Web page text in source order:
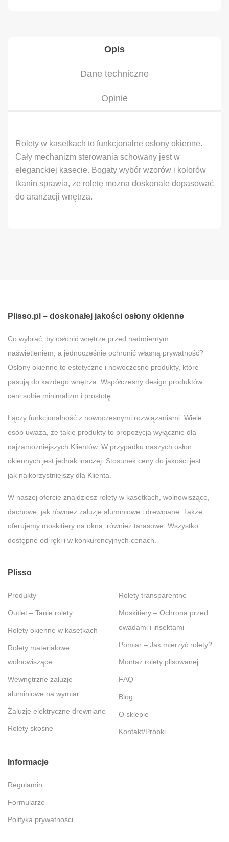
Opis
Dane techniczne
Opinie
Rolety w kasetkach to funkcjonalne osłony okienne.
Cały mechanizm sterowania schowany jest w
eleganckiej kasecie. Bogaty wybór wzorów i kolorów
tkanin sprawia, że roletę można doskonale dopasować
do aranżacji wnętrza.
Plisso.pl – doskonałej jakości osłony okienne
Co wybrać, by osłonić wnętrze przed nadmiernym
naświetleniem, a jednocześnie ochronić własną prywatność?
Osłony okienne to estetyczne i nowoczesne produkty, które
pasują do każdego wnętrza. Współczesny design produktów
ceni sobie minimalizm i prostotę.
Łączy funkcjonalność z nowoczesnymi rozwiązaniami. Wiele
osób uważa, że takie produkty to propozycja wyłącznie dla
najzamożniejszych Klientów. W przypadku naszych osłon
okiennych jest jednak inaczej. Stosunek ceny do jakości jest
jak najkorzystniejszy dla Klienta.
W naszej ofercie znajdziesz rolety w kasetkach, wolnowiszące,
dachowe, jak również żaluzje aluminiowe i drewniane. Także
oferujemy moskitiery na okna, również tarasowe. Wszystko
dostępne od ręki i w konkurencyjnych cenach.
Plisso
Produkty
Outlet – Tanie rolety
Rolety okienne w kasetkach
Rolety materiałowe
wolnowiszące
Wewnętrzne żaluzje
aluminiowe na wymiar
Żaluzje elektryczne drewniane
Rolety skośne
Rolety transparentne
Moskitiery – Ochrona przed
owadami i insektami
Pomiar – Jak mierzyć rolety?
Montaż rolety plisowanej
FAQ
Blog
O sklepie
Kontakt/Próbki
Informacje
Regulamin
Formularze
Polityka prywatności